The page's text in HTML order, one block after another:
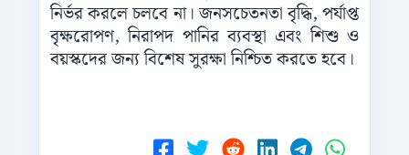
নির্ভর করলে চলবে না। জনসচেতনতা বৃদ্ধি, পর্যাপ্ত
বৃক্ষরোপণ, নিরাপদ পানির ব্যবস্থা এবং শিশু ও
বয়স্কদের জন্য বিশেষ সুরক্ষা নিশ্চিত করতে হবে।